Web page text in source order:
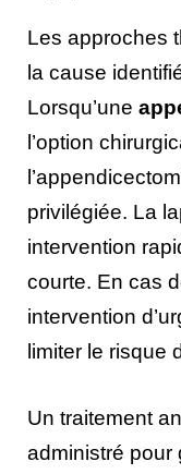
Les approches
la cause
Lorsqu’une
l’option
privilégiée. La
intervention
courte. En cas
intervention
limiter le risque
Un traitement
administré pour